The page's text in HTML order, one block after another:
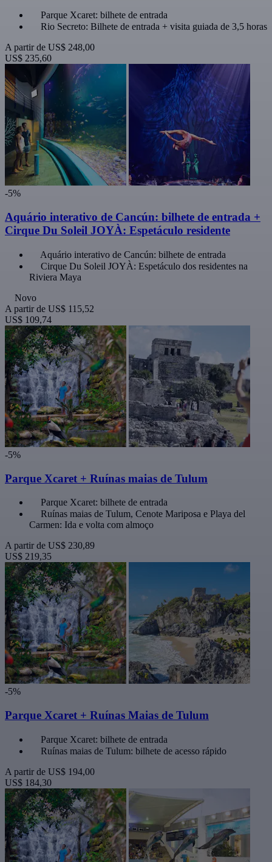
Parque Xcaret: bilhete de entrada
Rio Secreto: Bilhete de entrada + visita guiada de 3,5 horas
A partir de US$ 248,00
US$ 235,60
-5%
Aquário interativo de Cancún: bilhete de entrada +
Cirque Du Soleil JOYÀ: Espetáculo residente
Aquário interativo de Cancún: bilhete de entrada
Cirque Du Soleil JOYÀ: Espetáculo dos residentes na
Riviera Maya
Novo
A partir de US$ 115,52
US$ 109,74
-5%
Parque Xcaret + Ruínas maias de Tulum
Parque Xcaret: bilhete de entrada
Ruínas maias de Tulum, Cenote Mariposa e Playa del
Carmen: Ida e volta com almoço
A partir de US$ 230,89
US$ 219,35
-5%
Parque Xcaret + Ruínas Maias de Tulum
Parque Xcaret: bilhete de entrada
Ruínas maias de Tulum: bilhete de acesso rápido
A partir de US$ 194,00
US$ 184,30